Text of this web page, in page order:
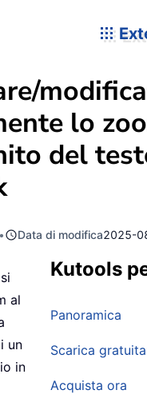
lo
del
• Data di modifica2025-
Kutools
Panoramica
Scarica
Acquista ora
al
un
in